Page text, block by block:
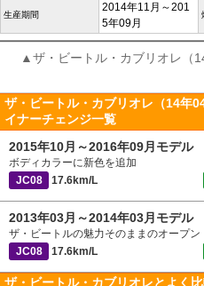
生産期間
2014年11月～201
5年09月
▲ザ・ビートル・カブリオレ（
ザ・ビートル・カブリオレ（14年
イナーチェンジ一覧
2015年10月～2016年09月モデル
ボディカラーに新色を追加
JC08
17.6km/L
2013年03月～2014年03月モデル
ザ・ビートルの魅力そのままのオープン
JC08
17.6km/L
ザ・ビートル・カブリオレとよく